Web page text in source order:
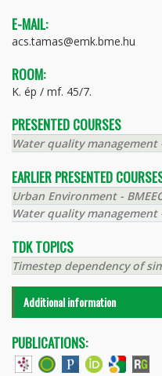
E-MAIL:
acs.tamas@emk.bme.hu
ROOM:
K. ép / mf. 45/7.
PRESENTED COURSES
Water quality management
EARLIER PRESENTED
Urban Environment -
Water quality management
TDK TOPICS
Timestep dependency of
Additional information
PUBLICATIONS: